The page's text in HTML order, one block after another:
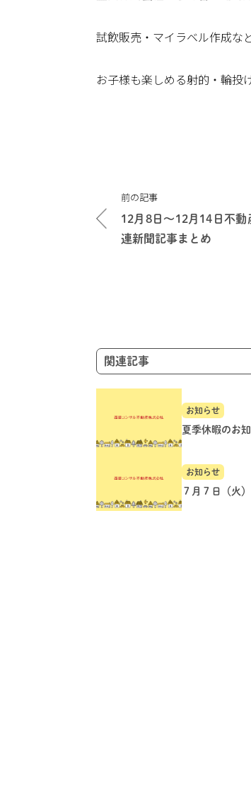
試飲販売・マイラベル作成な
お子様も楽しめる射的・輪
稿
ナ
前の記事
12月8日～12月14日不動
連新聞記事まとめ
関連記事
お知らせ
夏季休暇のお
お知らせ
７月７日（火